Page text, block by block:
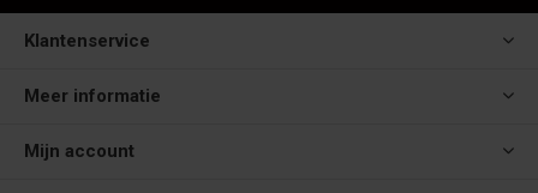
Klantenservice
Meer informatie
Mijn account